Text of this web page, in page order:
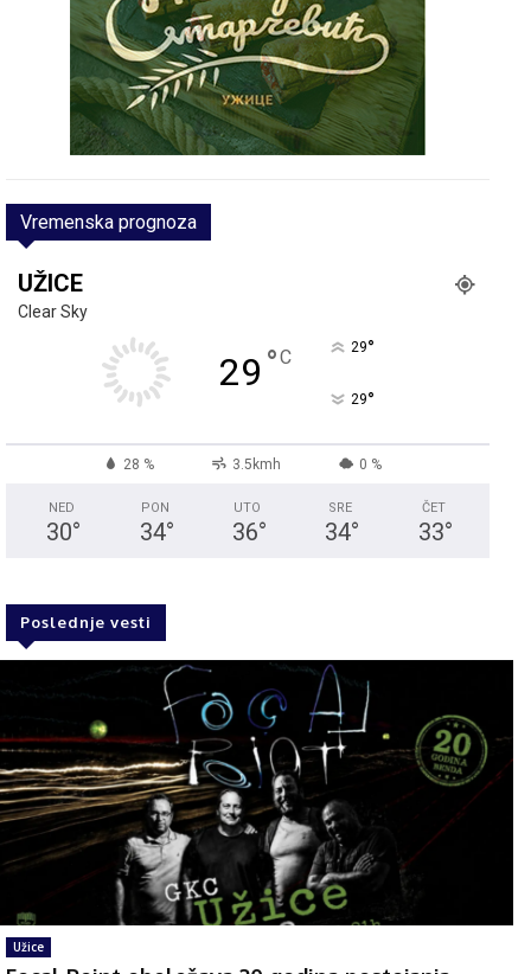
Vremenska prognoza
UŽICE
Clear Sky
29 °C 29°
29°
28 % 3.5kmh 0 %
NED
30°
PON
34°
UTO
36°
SRE
34°
ČET
33°
Poslednje vesti
Užice